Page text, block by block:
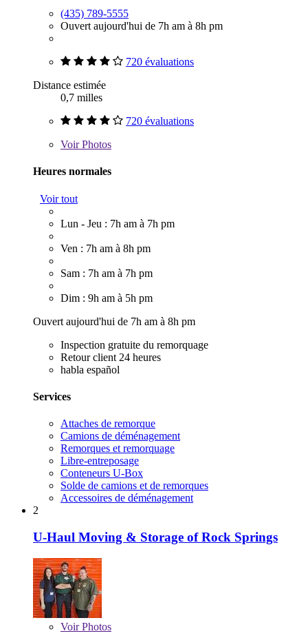
(435) 789-5555
Ouvert aujourd'hui de 7h am à 8h pm
720 évaluations
Distance estimée
0,7 milles
720 évaluations
VoirPhotos
Heures normales
Voir tout
Lun - Jeu : 7h am à 7h pm
Ven : 7h am à 8h pm
Sam : 7h am à 7h pm
Dim : 9h am à 5h pm
Ouvert aujourd'hui de 7h am à 8h pm
Inspection gratuite du remorquage
Retour client 24 heures
habla español
Services
Attaches de remorque
Camions de déménagement
Remorques et remorquage
Libre-entreposage
Conteneurs U-Box
Solde de camions et de remorques
Accessoires de déménagement
2
U-Haul Moving & Storage of Rock Springs
VoirPhotos